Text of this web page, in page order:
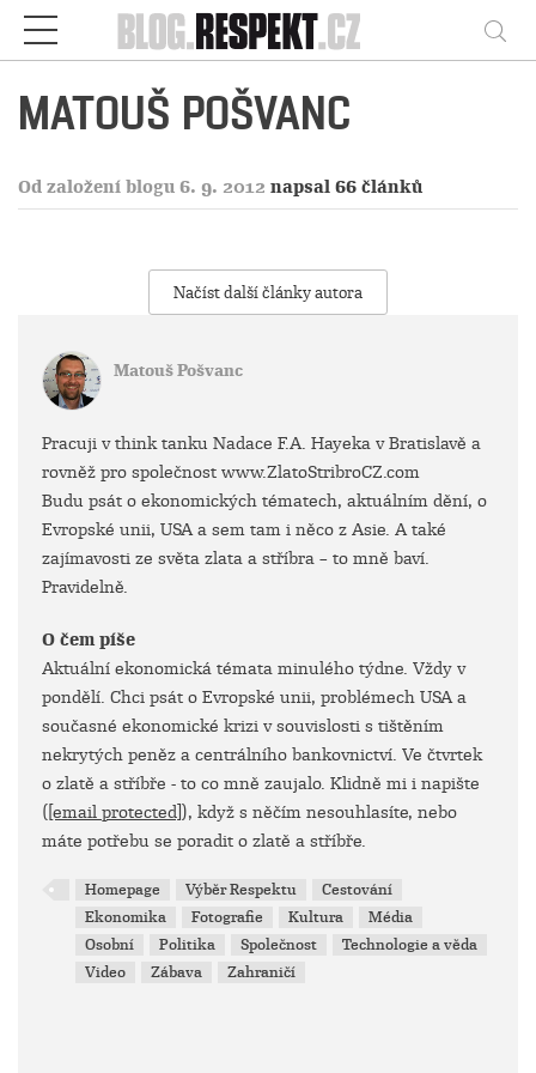
Respekt
MATOUŠ POŠVANC
Od založení blogu 6. 9. 2012 napsal 66 článků
Načíst další články autora
Matouš Pošvanc
Pracuji v think tanku Nadace F.A. Hayeka v Bratislavě a
rovněž pro společnost www.ZlatoStribroCZ.com
Budu psát o ekonomických tématech, aktuálním dění, o
Evropské unii, USA a sem tam i něco z Asie. A také
zajímavosti ze světa zlata a stříbra – to mně baví.
Pravidelně.
O čem píše
Aktuální ekonomická témata minulého týdne. Vždy v
pondělí. Chci psát o Evropské unii, problémech USA a
současné ekonomické krizi v souvislosti s tištěním
nekrytých peněz a centrálního bankovnictví. Ve čtvrtek
o zlatě a stříbře - to co mně zaujalo. Klidně mi i napište
([email protected]), když s něčím nesouhlasíte, nebo
máte potřebu se poradit o zlatě a stříbře.
Homepage Výběr Respektu
Cestování
Ekonomika
Fotografie Kultura
Média
Osobní
Politika Společnost
Technologie a věda
Video
Zábava Zahraničí